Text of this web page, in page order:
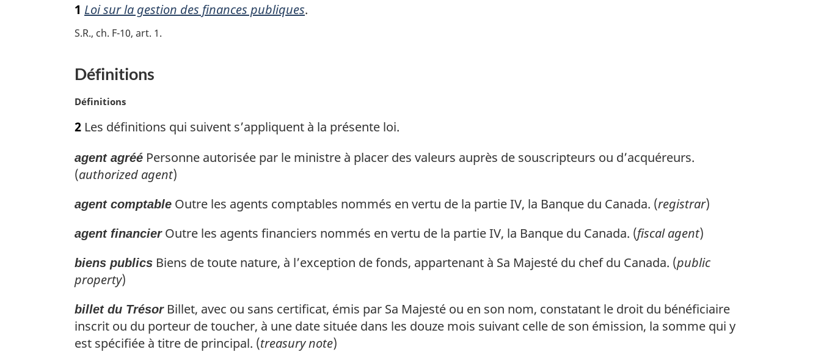
t
m
r
g
i
a
e
:
1 Loi sur la gestion des finances publiques.
S.R., ch. F-10, art. 1
Définitions
N
t
m
a
r
g
a
l
e
:
Définitions
2 Les définitions qui suivent s’appliquent à la présente loi.
agent agréé Personne autorisée par le ministre à placer des valeurs auprès de souscripteurs ou d’acquéreurs.
(authorized agent)
agent comptable Outre les agents comptables nommés en vertu de la partie IV, la Banque du Canada. (registrar)
agent financierOutre les agents financiers nommés en vertu de la partie IV, la Banque du Canada. (fiscal agent)
biens publics Biens de toute nature, à l’exception de fonds, appartenant à Sa Majesté du chef du Canada. (public
property)
billet du TrésorBillet, avec ou sans certificat, émis par Sa Majesté ou en son nom, constatant le droit du bénéficiaire
inscrit ou du porteur de toucher, à une date située dans les douze mois suivant celle de son émission, la somme qui y
est spécifiée à titre de principal. (treasury note)